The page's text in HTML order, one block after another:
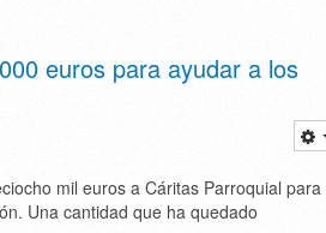
euros para ayudar a los
mil euros a Cáritas Parroquial para
Una cantidad que ha quedado